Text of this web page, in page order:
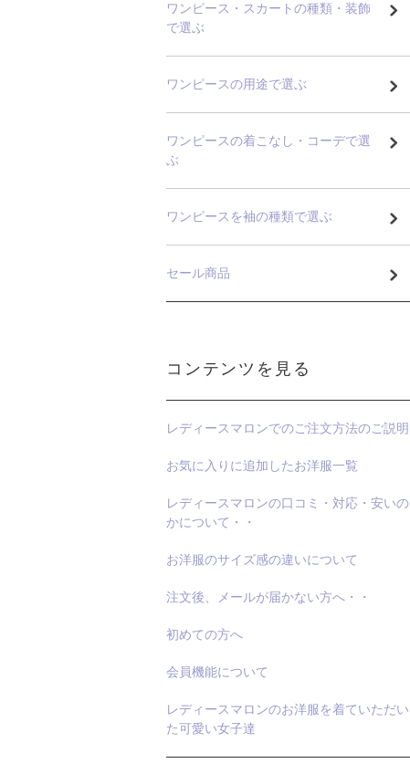
ワンピース・スカートの種類・装飾
で選ぶ
ワンピースの用途で選ぶ
ワンピースの着こなし・コーデで選
ぶ
ワンピースを袖の種類で選ぶ
セール商品
コンテンツを見る
レディースマロンでのご注文方法のご説明
お気に入りに追加したお洋服一覧
レディースマロンの口コミ・対応・安いの
かについて・・
お洋服のサイズ感の違いについて
注文後、メールが届かない方へ・・
初めての方へ
会員機能について
レディースマロンのお洋服を着ていただい
た可愛い女子達